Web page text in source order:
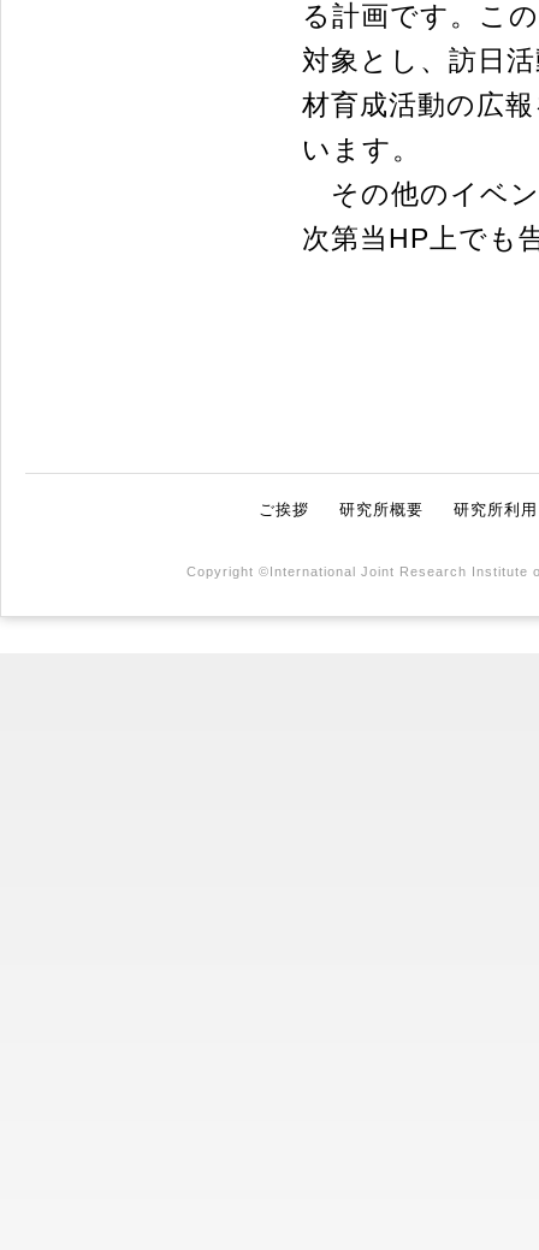
る計画です。こ
対象とし、訪日
材育成活動の広
います。
その他のイベ
次第当HP上でも
ご挨拶 研究所概要 研究所利
Copyright ©International Joint Research Institute